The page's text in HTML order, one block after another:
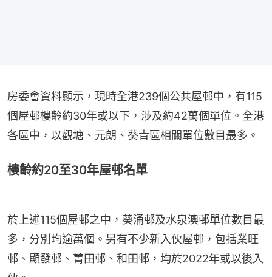
房委會資料顯示，現時全港239個公共屋邨中，有115
個屋邨樓齡約30年或以下，涉及約42萬個單位。全港
各區中，以觀塘、元朗、葵青區相關單位數目最多。
樓齡約20至30年屋邨名單
於上述115個屋邨之中，葵涌邨及水泉澳邨單位數目最
多，分別均逾萬個。另有不少新入伙屋邨，包括業旺
邨、顯發邨、菁田邨、和田邨，均於2022年或以後入